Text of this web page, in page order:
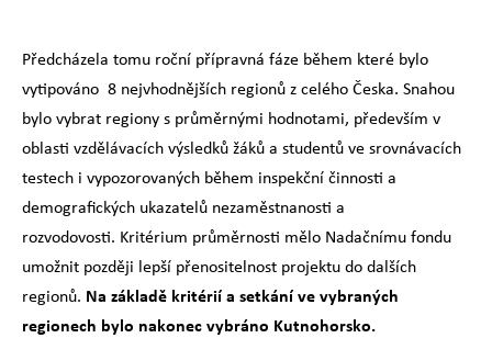
Předcházela tomu roční přípravná fáze během které bylo
vytipováno 8 nejvhodnějších regionů z celého Česka. Snahou
bylo vybrat regiony s průměrnými hodnotami, především v
oblasti vzdělávacích výsledků žáků a studentů ve srovnávacích
testech i vypozorovaných během inspekční činnosti a
demografických ukazatelů nezaměstnanosti a
rozvodovosti. Kritérium průměrnosti mělo Nadačnímu fondu
umožnit později lepší přenositelnost projektu do dalších
regionů. Na základě kritérií a setkání ve vybraných
regionech bylo nakonec vybráno Kutnohorsko.